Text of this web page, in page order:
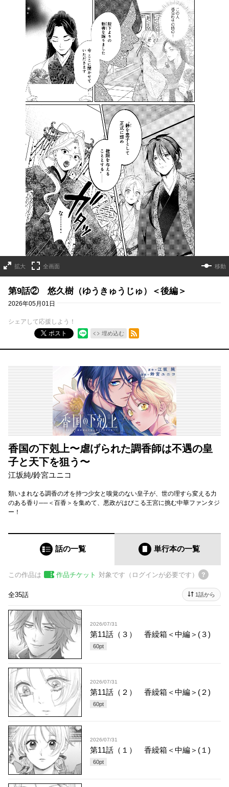
拡大 全画面 移動
第9話② 悠久樹（ゆうきゅうじゅ）＜後編＞
2026年05月01日
シェアして応援しよう！
ポスト
埋め込む
RSSフィード
香国の下剋上〜虐げられた調香師は不遇の皇
子と天下を狙う〜
江坂純/鈴宮ユニコ
類いまれなる調香の才を持つ少女と嗅覚のない皇子が、世の理すら変える力
のある香り──＜百香＞を集めて、悪政がはびこる王宮に挑む中華ファンタジ
ー！
話の一覧 単行本の一覧
この作品は 作品チケット 対象です（ログインが必要です）
全35話 1話から
2026/07/31
第11話（３） 香繰箱＜中編＞(３)
60pt
2026/07/31
第11話（２） 香繰箱＜中編＞(２)
60pt
2026/07/31
第11話（１） 香繰箱＜中編＞(１)
60pt